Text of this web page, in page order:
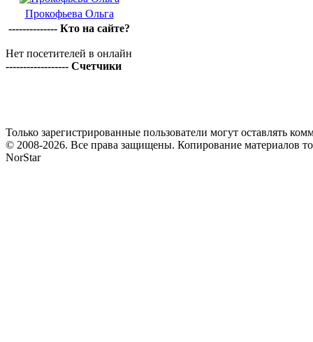
Прокофьева Ольга
-------------- Кто на сайте?
Нет посетителей в онлайн
------------------ Счетчики
Только зарегистрированные пользователи могут оставлять
© 2008-2026. Все права защищены. Копирование материалов
NorStar